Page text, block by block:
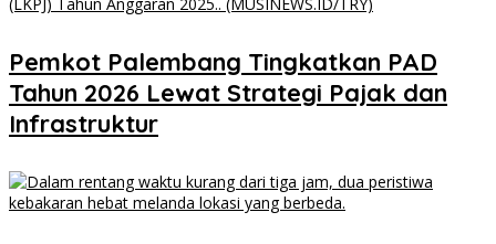
Pemkot Palembang Tingkatkan PAD
Tahun 2026 Lewat Strategi Pajak dan
Infrastruktur